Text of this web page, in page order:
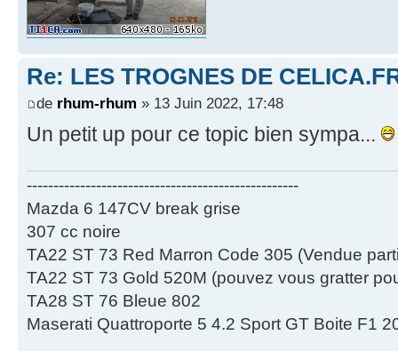
Re: LES TROGNES DE
de rhum-rhum » 13 Juin 2022, 17:48
Un petit up pour ce topic bien sympa...
---------------------------------------------------
Mazda 6 147CV break grise
307 cc noire
TA22 ST 73 Red Marron Code 305 (Vendue
TA22 ST 73 Gold 520M (pouvez vous gratter
TA28 ST 76 Bleue 802
Maserati Quattroporte 5 4.2 Sport GT Boite F1